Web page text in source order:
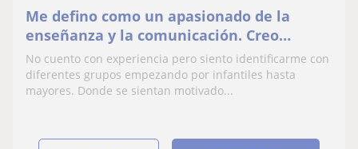
Me defino como un apasionado de la
enseñanza y la comunicación. Creo
firmemente en el poder transformador
del aprendizaje de idiomas. Enseñaría a
toda persona motivada a estudiar inglés,
No cuento con experiencia pero siento identificarme con
diferentes grupos empezando por infantiles hasta
mayores. Donde se sientan motivado...